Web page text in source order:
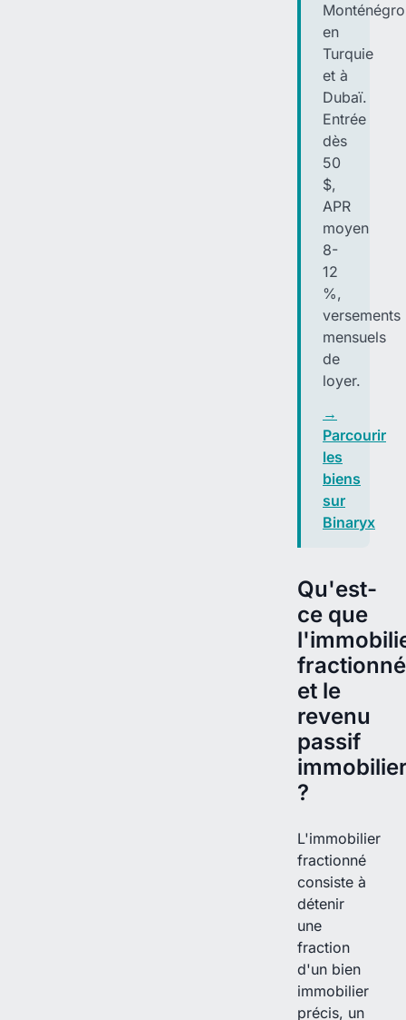
en
Turquie
et à
Dubaï.
Entrée
dès
50
$,
APR
moyen
8-
12
%,
versements
mensuels
de
loyer.
→
Parcourir
les
biens
sur
Binaryx
Qu'est-
ce que
fractionné
et le
revenu
passif
?
L'immobilier
fractionné
consiste à
détenir
une
fraction
d'un bien
immobilier
précis, un